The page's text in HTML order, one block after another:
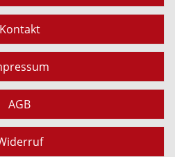
Kontakt
AGB